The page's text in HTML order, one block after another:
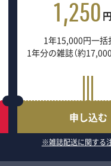
1,250
1年15,000円一括
1年分の雑誌（約
申し込む
※雑誌配送に関する